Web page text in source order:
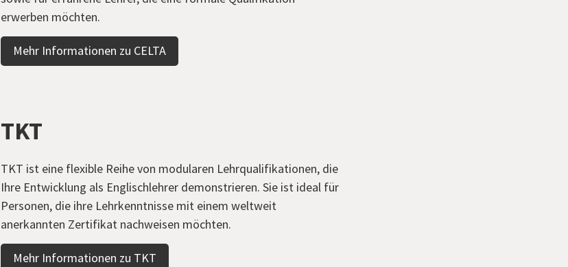
erwerben möchten.
Mehr Informationen zu CELTA
TKT
TKT ist eine flexible Reihe von modularen Lehrqualifikationen, die
Ihre Entwicklung als Englischlehrer demonstrieren. Sie ist ideal für
Personen, die ihre Lehrkenntnisse mit einem weltweit
anerkannten Zertifikat nachweisen möchten.
Mehr Informationen zu TKT